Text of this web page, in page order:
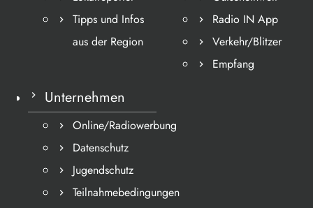
Tipps und Infos
aus der Region
Radio IN App
Verkehr/Blitzer
Empfang
Unternehmen
Online/Radiowerbung
Datenschutz
Jugendschutz
Teilnahmebedingungen